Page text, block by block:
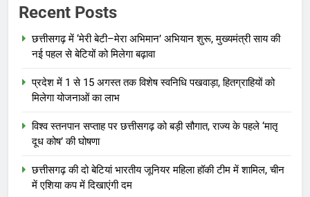
Recent Posts
छत्तीसगढ़ में ‘मेरी बेटी–मेरा अभिमान’ अभियान शुरू, मुख्यमंत्री साय की
नई पहल से बेटियों को मिलेगा बढ़ावा
प्रदेश में 1 से 15 अगस्त तक विशेष स्वनिधि पखवाड़ा, हितग्राहियों को
मिलेगा योजनाओं का लाभ
विश्व स्तनपान सप्ताह पर छत्तीसगढ़ को बड़ी सौगात, राज्य के पहले ‘मातृ
दूध कोष’ की घोषणा
छत्तीसगढ़ की दो बेटियां भारतीय जूनियर महिला हॉकी टीम में शामिल, चीन
में एशिया कप में दिखाएंगी दम